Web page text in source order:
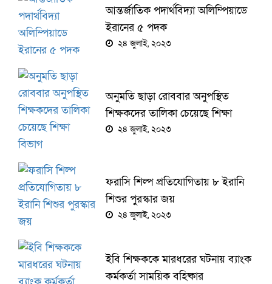
আন্তর্জাতিক পদার্থবিদ্যা অলিম্পিয়াডে
ইরানের ৫ পদক
২৪ জুলাই, ২০২৩
অনুমতি ছাড়া রোববার অনুপস্থিত
শিক্ষকদের তালিকা চেয়েছে শিক্ষা
বিভাগ২৪ জুলাই, ২০২৩
ফরাসি শিল্প প্রতিযোগিতায় ৮ ইরানি
শিশুর পুরস্কার জয়
২৪ জুলাই, ২০২৩
ইবি শিক্ষককে মারধরের ঘটনায় ব্যাংক
কর্মকর্তা সাময়িক বহিষ্কার